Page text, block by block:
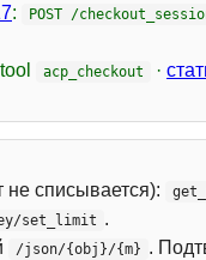
: POST /
acp_checkout ·
не списывается):
set_limit .
/json/{obj}/{m} .